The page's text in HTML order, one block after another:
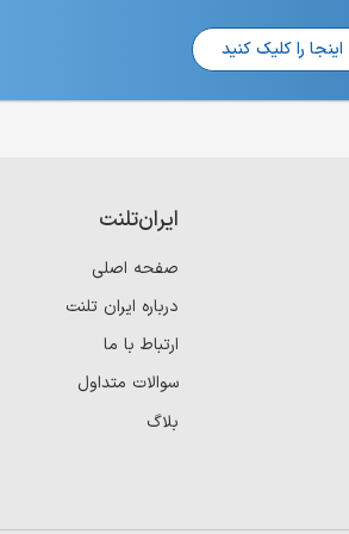
اینجا را کلیک کنید
ایران‌تلنت
صفحه اصلی
درباره ایران تلنت
ارتباط با ما
سوالات متداول
بلاگ